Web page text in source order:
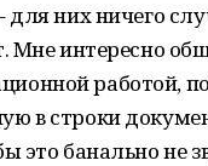
них ничего
Мне интересно
работой,
в строки
это банально не